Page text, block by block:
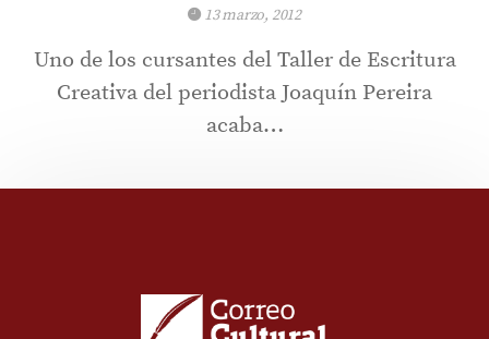
13 marzo, 2012
Uno de los cursantes del Taller de Escritura
Creativa del periodista Joaquín Pereira
acaba…